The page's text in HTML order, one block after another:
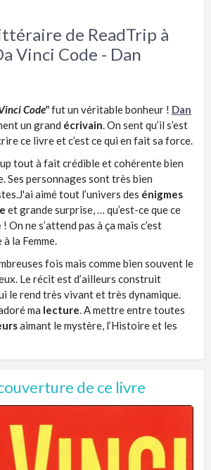
de ReadTrip à
Vinci Code - Dan
Code"fut un véritable bonheur ! Dan
un grand écrivain . On sent qu’il s’est
ce livre et c’est ce qui en fait sa force.
tout à fait crédible et cohérente bien
Ses personnages sont très bien
aimé tout l’univers des énigmes
et grande surprise, … qu’est-ce que ce
! On ne s’attend pas à ça mais c’est
la Femme.
fois mais comme bien souvent le
Le récit est d’ailleurs construit
le rend très vivant et très dynamique.
ma lecture . A mettre entre toutes
aimant le mystère, l’Histoire et les
de ce livre